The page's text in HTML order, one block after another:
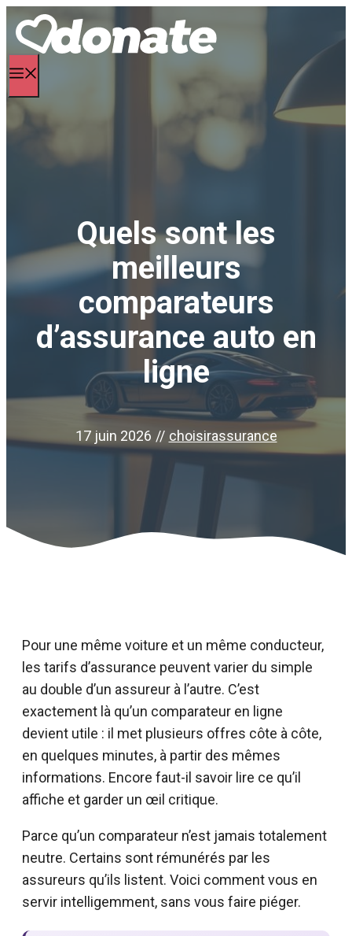
Aller
contenu
Quels sont les
meilleurs
comparateurs
d’assurance auto en
ligne
17 juin 2026 // choisirassurance
Pour une même voiture et un même conducteur,
les tarifs d’assurance peuvent varier du simple
au double d’un assureur à l’autre. C’est
exactement là qu’un comparateur en ligne
devient utile : il met plusieurs offres côte à côte,
en quelques minutes, à partir des mêmes
informations. Encore faut-il savoir lire ce qu’il
affiche et garder un œil critique.
Parce qu’un comparateur n’est jamais totalement
neutre. Certains sont rémunérés par les
assureurs qu’ils listent. Voici comment vous en
servir intelligemment, sans vous faire piéger.